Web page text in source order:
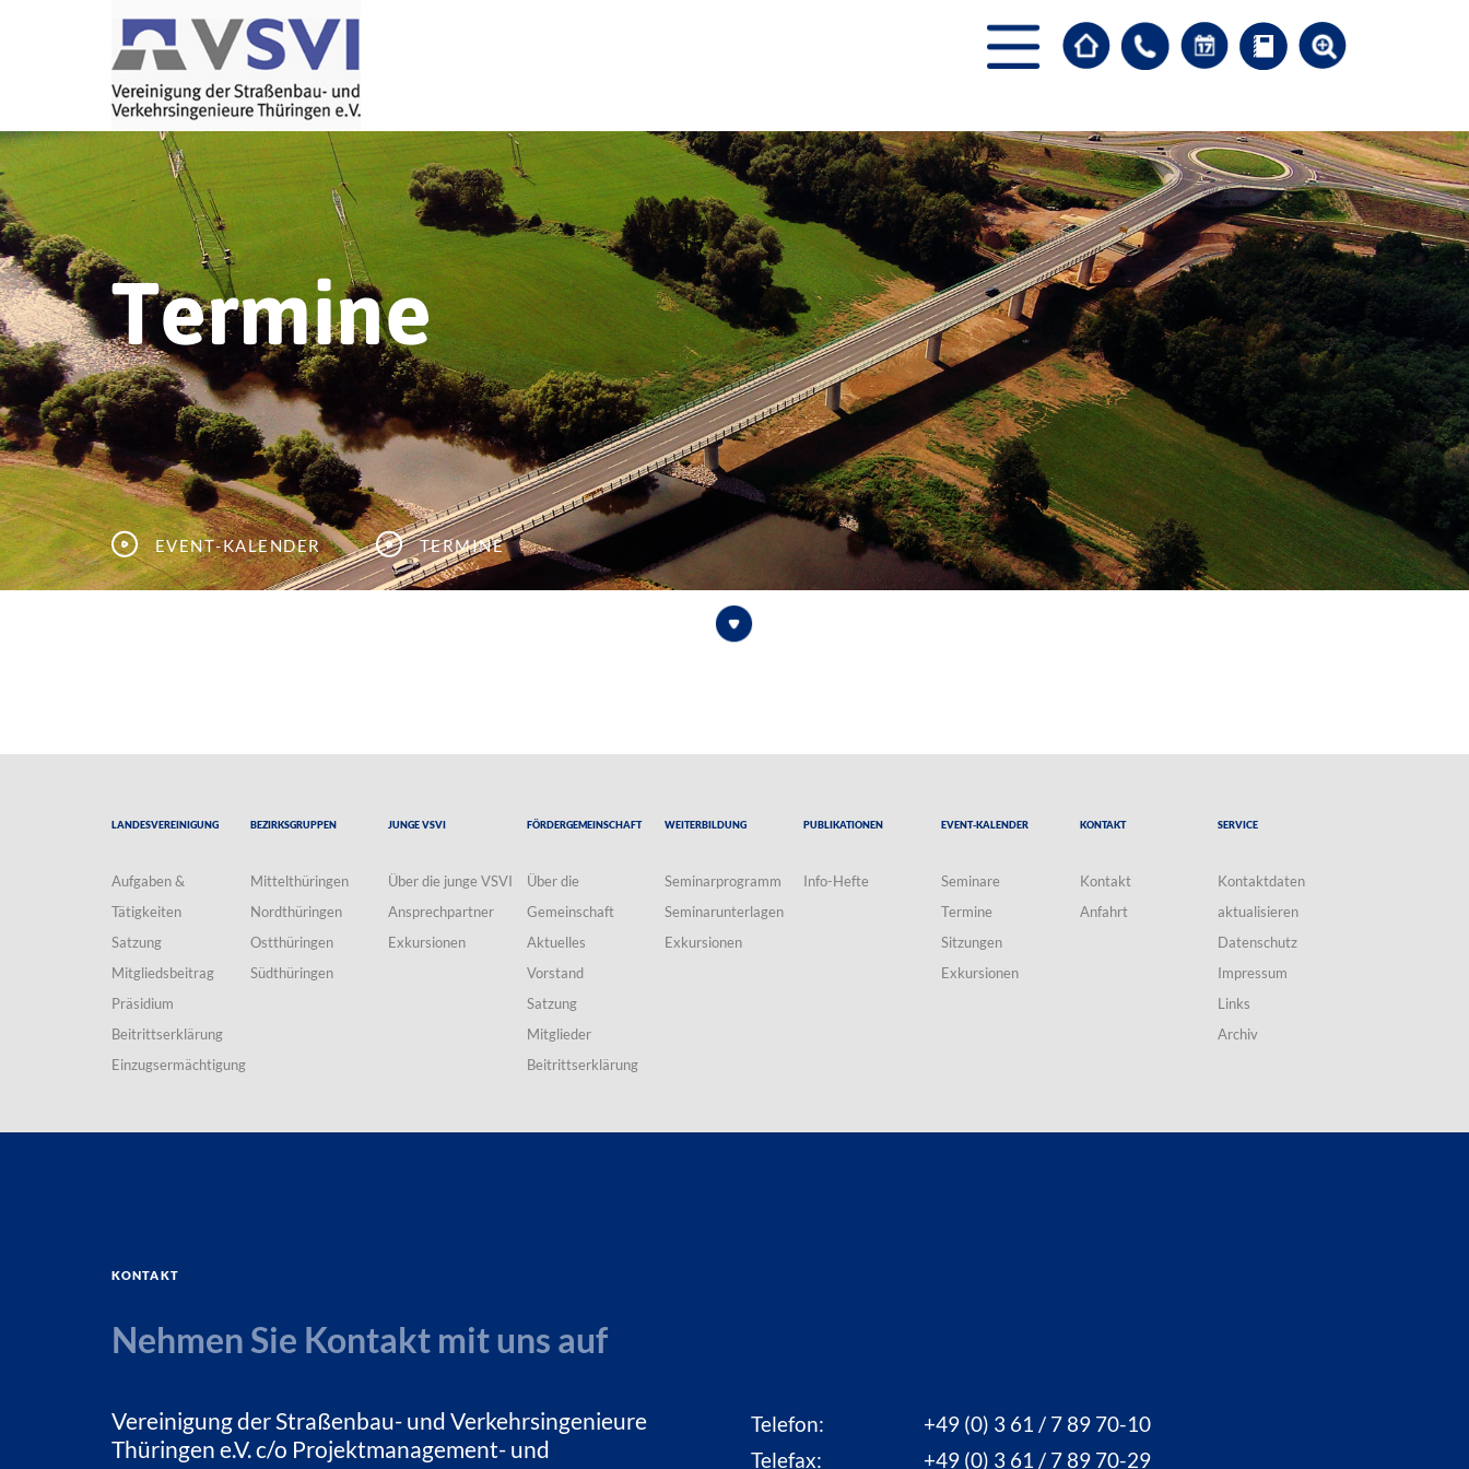
Termine
Event-Kalender Termine
Landesvereinigung
Aufgaben &
Tätigkeiten
Satzung
Mitgliedsbeitrag
Präsidium
Beitrittserklärung
Einzugsermächtigung
Bezirksgruppen
Mittelthüringen
Nordthüringen
Ostthüringen
Südthüringen
Junge VSVI
Über die junge VSVI
Ansprechpartner
Exkursionen
Fördergemeinschaft
Über die
Gemeinschaft
Aktuelles
Vorstand
Satzung
Mitglieder
Beitrittserklärung
Weiterbildung
Seminarprogramm
Seminarunterlagen
Exkursionen
Publikationen
Info-Hefte
Event-Kalender
Seminare
Termine
Sitzungen
Exkursionen
Kontakt
Kontakt
Anfahrt
Service
Kontaktdaten
aktualisieren
Datenschutz
Impressum
Links
Archiv
Kontakt
Nehmen Sie Kontakt mit uns auf
Vereinigung der Straßenbau- und Verkehrsingenieure
Thüringen e.V. c/o Projektmanagement- und
Telefon:
+49 (0) 3 61 / 7 89 70-10
Telefax:
+49 (0) 3 61 / 7 89 70-29